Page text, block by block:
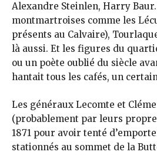
Alexandre Steinlen, Harry
montmartroises comme les
présents au Calvaire),
là aussi. Et les figures du
ou un poète oublié du siècle
hantait tous les cafés, un
Les généraux Lecomte et
(probablement par leurs
1871 pour avoir tenté
stationnés au sommet de la